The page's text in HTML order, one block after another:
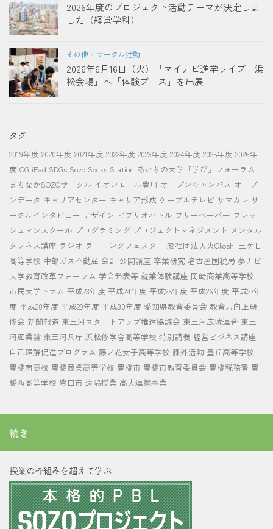
2026年度のプロジェクト活動テーマが決定しま
した（経営学科）
その他 / サークル活動
2026年6月16日（火）「マイナビ進学ライブ 浜
松会場」へ「体験ブース」を出展
タグ
2019年度 2020年度 2021年度 2022年度 2023年度 2024年度 2025年度 2026年
度 CG iPad SDGs Sozo Socks Station あいちの大学『学び』フォーラム
まちなかSOZOサークル イオンモール豊川 オープンキャンパス オープ
ンデータ キャリアセンター キャリア形成 ケーブルテレビ サマカレ サ
ークルインタビュー デザイン ビブリオバトル フリーペーパー フレッ
シュマンスクール プログラミング プロジェクトマネジメント メンタル
タフネス講座 ラジオ ラーニングフェスタ 一般社団法人火Okoshi 三ケ日
高等学校 中部ガス不動産 会計 公開講座 卒業研究 名古屋国税局 夢ナビ
大学教育改革フォーラム 学会発表等 就業体験講座 岡崎商業高等学校
市民大学トラム 平成23年度 平成24年度 平成25年度 平成26年度 平成27年
度 平成28年度 平成29年度 平成30年度 愛知県教育委員会 教育力向上研
修会 新聞報道 東三河スタートアップ推進協議会 東三河広域連合 東三
河産業論 東三河県庁 浜松修学舎高等学校 特別講義 経営ビジネス講座
自己理解促進プログラム 藤ノ花女子高等学校 課外活動 豊丘高等学校
豊橋南高校 豊橋商業高等学校 豊橋市 豊橋市教育委員会 豊橋税務署 豊
橋西高等学校 豊田市 遠隔授業 高大連携事業
続き
授業の枠組みを超えて学ぶ